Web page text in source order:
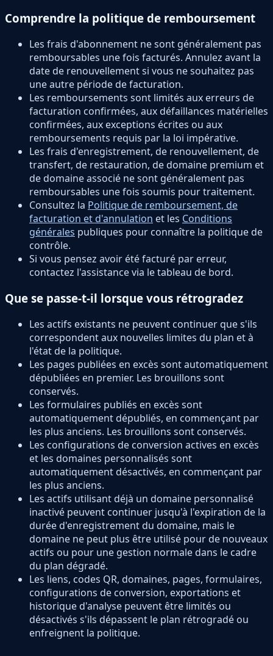
Comprendre la politique de remboursement
Les frais d'abonnement ne sont généralement pas
remboursables une fois facturés. Annulez avant la
date de renouvellement si vous ne souhaitez pas
une autre période de facturation.
Les remboursements sont limités aux erreurs de
facturation confirmées, aux défaillances matérielles
confirmées, aux exceptions écrites ou aux
remboursements requis par la loi impérative.
Les frais d'enregistrement, de renouvellement, de
transfert, de restauration, de domaine premium et
de domaine associé ne sont généralement pas
remboursables une fois soumis pour traitement.
Consultez la Politique de remboursement, de
facturation et d'annulation et les Conditions
générales publiques pour connaître la politique de
contrôle.
Si vous pensez avoir été facturé par erreur,
contactez l'assistance via le tableau de bord.
Que se passe-t-il lorsque vous rétrogradez
Les actifs existants ne peuvent continuer que s'ils
correspondent aux nouvelles limites du plan et à
l'état de la politique.
Les pages publiées en excès sont automatiquement
dépubliées en premier. Les brouillons sont
conservés.
Les formulaires publiés en excès sont
automatiquement dépubliés, en commençant par
les plus anciens. Les brouillons sont conservés.
Les configurations de conversion actives en excès
et les domaines personnalisés sont
automatiquement désactivés, en commençant par
les plus anciens.
Les actifs utilisant déjà un domaine personnalisé
inactivé peuvent continuer jusqu'à l'expiration de la
durée d'enregistrement du domaine, mais le
domaine ne peut plus être utilisé pour de nouveaux
actifs ou pour une gestion normale dans le cadre
du plan dégradé.
Les liens, codes QR, domaines, pages, formulaires,
configurations de conversion, exportations et
historique d'analyse peuvent être limités ou
désactivés s'ils dépassent le plan rétrogradé ou
enfreignent la politique.